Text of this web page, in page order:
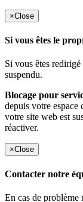
×Close
Si vous êtes le
Si vous êtes redirigé
suspendu.
Blocage pour
depuis votre espace
votre site web est
réactiver.
×Close
Contacter notre
En cas de problème